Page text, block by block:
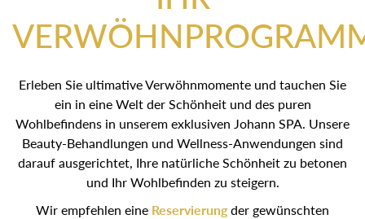
Erleben Sie ultimative Verwöhnmomente und tauchen Sie
ein in eine Welt der Schönheit und des puren
Wohlbefindens in unserem exklusiven Johann SPA. Unsere
Beauty-Behandlungen und Wellness-Anwendungen sind
darauf ausgerichtet, Ihre natürliche Schönheit zu betonen
und Ihr Wohlbefinden zu steigern.
Wir empfehlen eine Reservierungder gewünschten